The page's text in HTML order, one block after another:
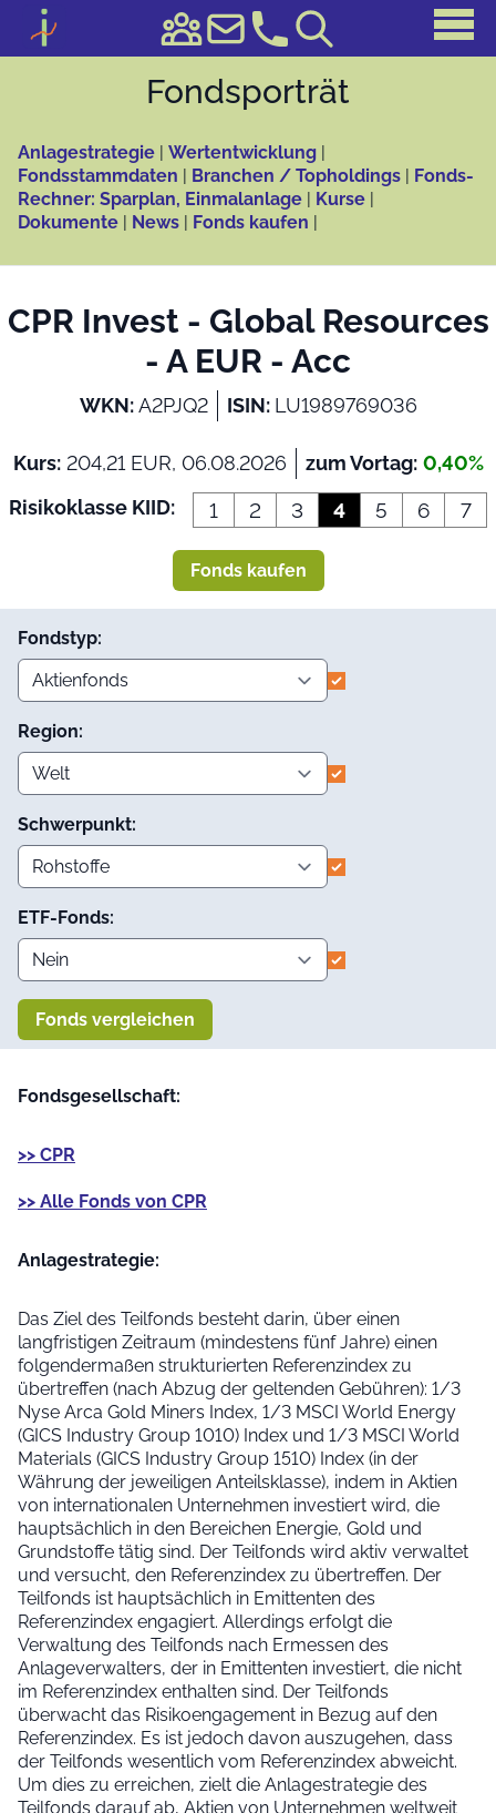
Fonds­porträt
Anlagestrategie | Wertentwicklung |
Fondsstammdaten | Branchen / Topholdings | Fonds-
Rechner: Sparplan, Einmalanlage | Kurse |
Dokumente | News | Fonds kaufen |
CPR Invest - Global Resources
- A EUR - Acc
WKN:A2PJQ2 ISIN: LU1989769036
Kurs:204,21 EUR, 06.08.2026 zum Vortag: 0,40%
Risikoklasse KIID:
1 2 3 4 5 6 7
Fonds kaufen
Fondstyp:
Region:
Schwerpunkt:
ETF-Fonds:
Fonds vergleichen
Fondsgesellschaft:
>> CPR
>> Alle Fonds von CPR
Anlage­strategie:
Das Ziel des Teilfonds besteht darin, über einen
langfristigen Zeitraum (mindestens fünf Jahre) einen
folgendermaßen strukturierten Referenzindex zu
übertreffen (nach Abzug der geltenden Gebühren): 1/3
Nyse Arca Gold Miners Index, 1/3 MSCI World Energy
(GICS Industry Group 1010) Index und 1/3 MSCI World
Materials (GICS Industry Group 1510) Index (in der
Währung der jeweiligen Anteilsklasse), indem in Aktien
von internationalen Unternehmen investiert wird, die
hauptsächlich in den Bereichen Energie, Gold und
Grundstoffe tätig sind. Der Teilfonds wird aktiv verwaltet
und versucht, den Referenzindex zu übertreffen. Der
Teilfonds ist hauptsächlich in Emittenten des
Referenzindex engagiert. Allerdings erfolgt die
Verwaltung des Teilfonds nach Ermessen des
Anlageverwalters, der in Emittenten investiert, die nicht
im Referenzindex enthalten sind. Der Teilfonds
überwacht das Risikoengagement in Bezug auf den
Referenzindex. Es ist jedoch davon auszugehen, dass
der Teilfonds wesentlich vom Referenzindex abweicht.
Um dies zu erreichen, zielt die Anlagestrategie des
Teilfonds darauf ab, Aktien von Unternehmen weltweit